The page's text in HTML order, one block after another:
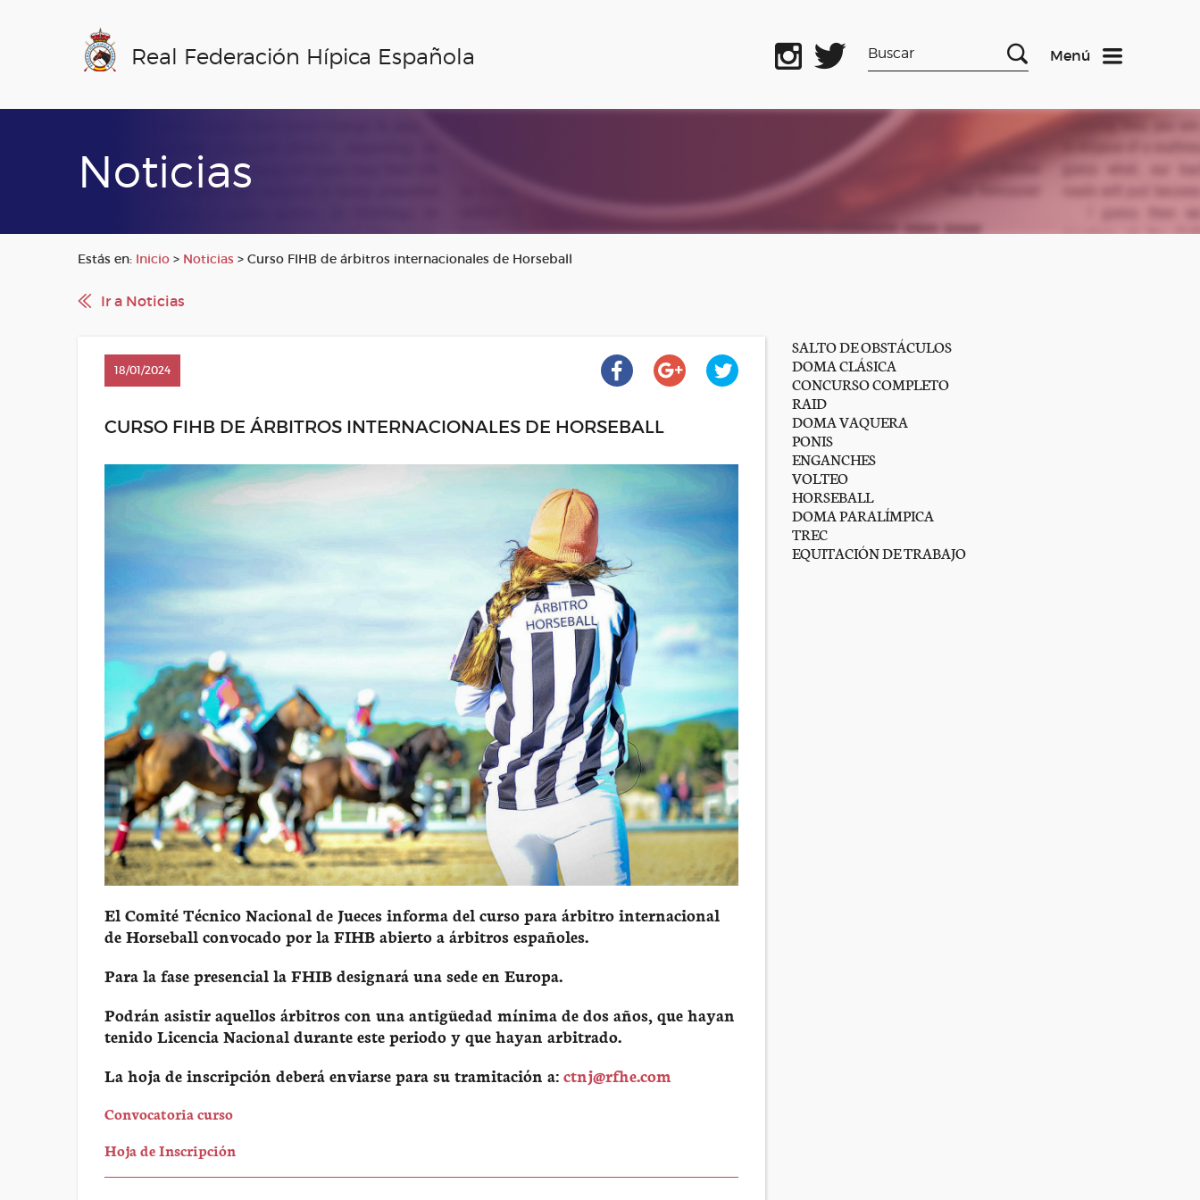
Real Federación Hípica Española Menú
Noticias
Estás en: Inicio > Noticias > Curso FIHB de árbitros internacionales de Horseball
Ir a Noticias
18/01/2024
CURSO FIHB DE ÁRBITROS INTERNACIONALES DE HORSEBALL
El Comité Técnico Nacional de Jueces informa del curso para árbitro internacional
de Horseball convocado por la FIHB abierto a árbitros españoles.
Para la fase presencial la FHIB designará una sede en Europa.
Podrán asistir aquellos árbitros con una antigüedad mínima de dos años, que hayan
tenido Licencia Nacional durante este periodo y que hayan arbitrado.
La hoja de inscripción deberá enviarse para su tramitación a:ctnj@rfhe.com
Convocatoria curso
Hoja de Inscripción
SALTO DE OBSTÁCULOS
DOMA CLÁSICA
CONCURSO COMPLETO
RAID
DOMA VAQUERA
PONIS
ENGANCHES
VOLTEO
HORSEBALL
DOMA PARALÍMPICA
TREC
EQUITACIÓN DE TRABAJO